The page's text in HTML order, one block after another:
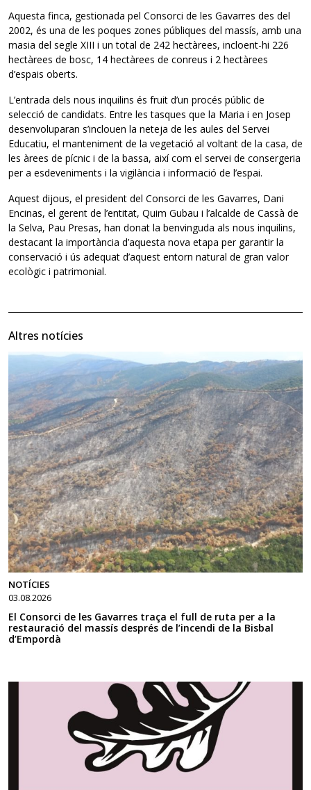
Aquesta finca, gestionada pel Consorci de les Gavarres des del
2002, és una de les poques zones públiques del massís, amb una
masia del segle XIII i un total de 242 hectàrees, incloent-hi 226
hectàrees de bosc, 14 hectàrees de conreus i 2 hectàrees
d’espais oberts.
L’entrada dels nous inquilins és fruit d’un procés públic de
selecció de candidats. Entre les tasques que la Maria i en Josep
desenvoluparan s’inclouen la neteja de les aules del Servei
Educatiu, el manteniment de la vegetació al voltant de la casa, de
les àrees de pícnic i de la bassa, així com el servei de consergeria
per a esdeveniments i la vigilància i informació de l’espai.
Aquest dijous, el president del Consorci de les Gavarres, Dani
Encinas, el gerent de l’entitat, Quim Gubau i l’alcalde de Cassà de
la Selva, Pau Presas, han donat la benvinguda als nous inquilins,
destacant la importància d’aquesta nova etapa per garantir la
conservació i ús adequat d’aquest entorn natural de gran valor
ecològic i patrimonial.
Altres notícies
NOTÍCIES
03.08.2026
El Consorci de les Gavarres traça el full de ruta per a la
restauració del massís després de l’incendi de la Bisbal
d’Empordà